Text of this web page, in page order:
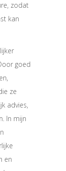
zodat
kan
goed
ze
advies,
In mijn
en